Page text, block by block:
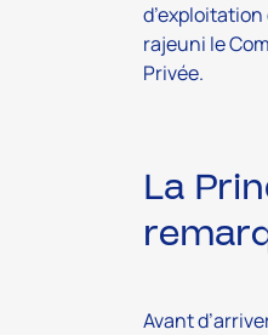
rajeuni le
Privée.
La
Avant